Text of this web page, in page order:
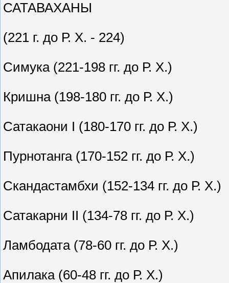
САТАВАХАНЫ
(221 г. до Р. Х. - 224)
Симука (221-198 гг. до Р. Х.)
Кришна (198-180 гг. до Р. Х.)
Сатакаони I (180-170 гг. до Р. Х.)
Пурнотанга (170-152 гг. до Р. Х.)
Скандастамбхи (152-134 гг. до Р. Х.)
Сатакарни II (134-78 гг. до Р. Х.)
Ламбодата (78-60 гг. до Р. Х.)
Апилака (60-48 гг. до Р. Х.)